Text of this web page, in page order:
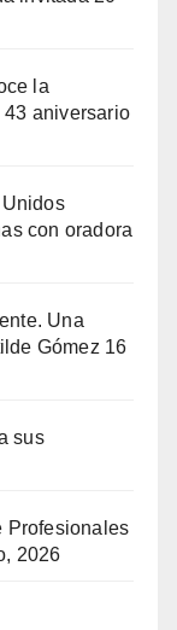
la
aniversario
con oradora
Una
Gómez 16
sus
Profesionales
2026